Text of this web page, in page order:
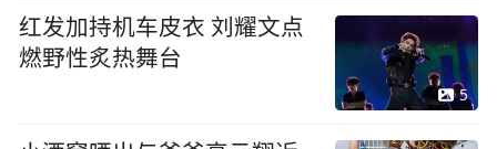
红发加持机车皮衣 刘耀文点
燃野性炙热舞台
5